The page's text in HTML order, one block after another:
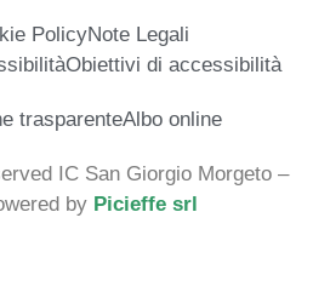
PolicyNote Legali
Obiettivi di accessibilità
trasparenteAlbo online
IC San Giorgio Morgeto –
by Picieffe srl